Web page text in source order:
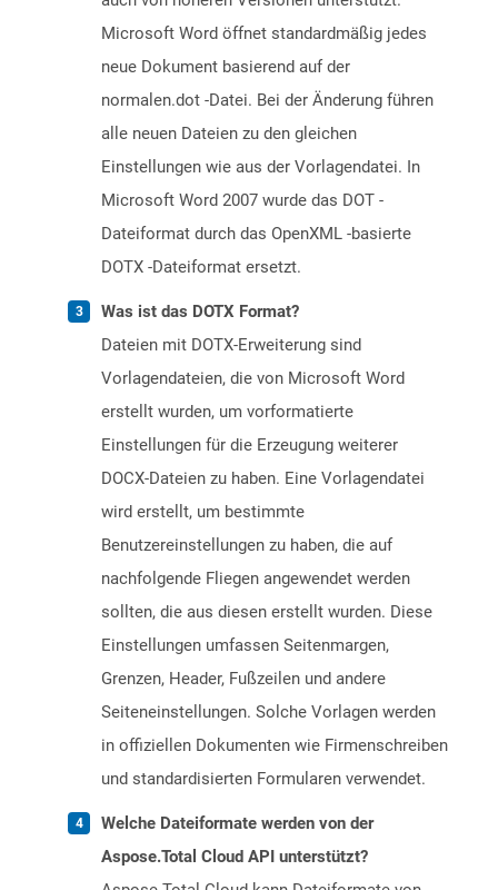
Microsoft Word öffnet standardmäßig jedes
neue Dokument basierend auf der
normalen.dot -Datei. Bei der Änderung führen
alle neuen Dateien zu den gleichen
Einstellungen wie aus der Vorlagendatei. In
Microsoft Word 2007 wurde das DOT -
Dateiformat durch das OpenXML -basierte
DOTX -Dateiformat ersetzt.
Was ist das DOTX Format?
Dateien mit DOTX-Erweiterung sind
Vorlagendateien, die von Microsoft Word
erstellt wurden, um vorformatierte
Einstellungen für die Erzeugung weiterer
DOCX-Dateien zu haben. Eine Vorlagendatei
wird erstellt, um bestimmte
Benutzereinstellungen zu haben, die auf
nachfolgende Fliegen angewendet werden
sollten, die aus diesen erstellt wurden. Diese
Einstellungen umfassen Seitenmargen,
Grenzen, Header, Fußzeilen und andere
Seiteneinstellungen. Solche Vorlagen werden
in offiziellen Dokumenten wie Firmenschreiben
und standardisierten Formularen verwendet.
Welche Dateiformate werden von der
Aspose.Total Cloud API unterstützt?